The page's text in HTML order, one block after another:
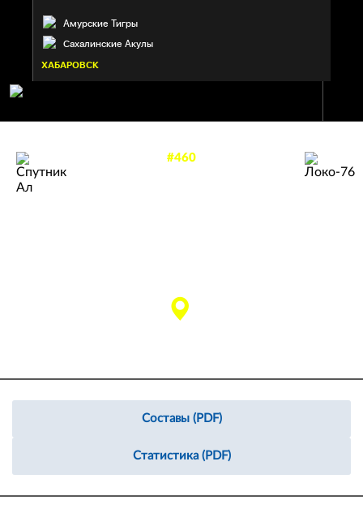
Амурские Тигры
Сахалинские Акулы
ХАБАРОВСК
#460
Составы (PDF)
Статистика (PDF)